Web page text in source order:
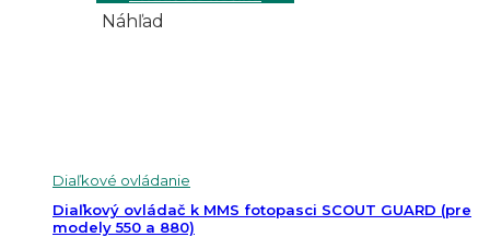
Náhľad
Diaľkové ovládanie
Diaľkový ovládač k MMS fotopasci SCOUT GUARD (pre
modely 550 a 880)